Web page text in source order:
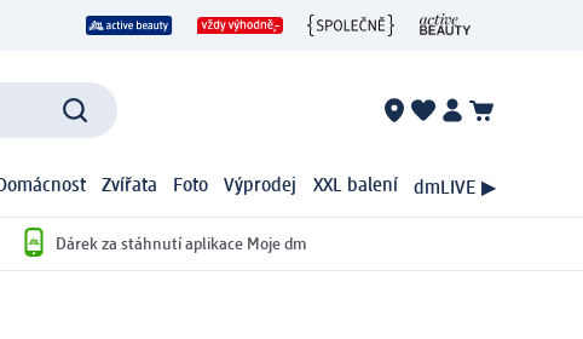
Zvířata Foto Výprodej XXL balení dmLIVE ▶
Dárek za stáhnutí aplikace Moje dm